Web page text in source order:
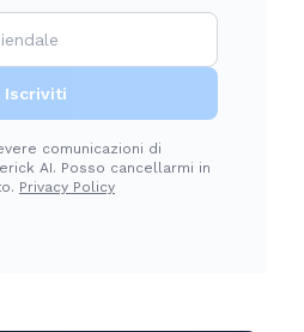
Iscriviti
comunicazioni di
AI. Posso cancellarmi in
Privacy Policy